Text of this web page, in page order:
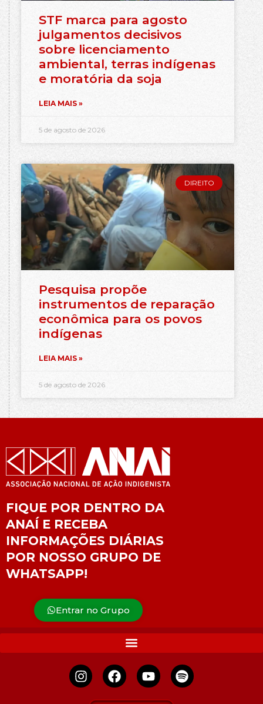
STF marca para agosto
julgamentos decisivos
sobre licenciamento
ambiental, terras indígenas
e moratória da soja
LEIA MAIS »
5 de agosto de 2026
DIREITO
Pesquisa propõe
instrumentos de reparação
econômica para os povos
indígenas
LEIA MAIS »
5 de agosto de 2026
FIQUE POR DENTRO DA
ANAÍ E RECEBA
INFORMAÇÕES DIÁRIAS
POR NOSSO GRUPO DE
WHATSAPP!
Entrar no Grupo